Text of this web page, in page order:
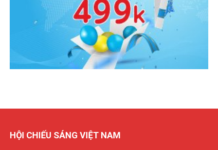
HỘI CHIẾU SÁNG VIỆT NAM